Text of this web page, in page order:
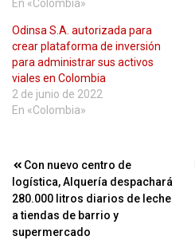
En «Colombia»
Odinsa S.A. autorizada para
crear plataforma de inversión
para administrar sus activos
viales en Colombia
2 de junio de 2022
En «Colombia»
Navegación
de
entradas
Con nuevo centro de
logística, Alquería despachará
280.000 litros diarios de leche
a tiendas de barrio y
supermercado